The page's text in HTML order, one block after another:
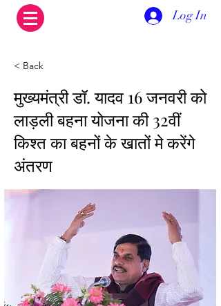
Log In
< Back
मुख्यमंत्री डॉ. यादव 16 जनवरी को
लाड़ली बहना योजना की 32वीं
किश्त का बहनों के खातों मे करेंगे
अंतरण